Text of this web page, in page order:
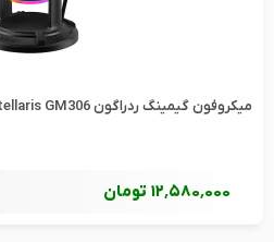
میکروفون گیمینگ ردراگون Redragon Stellaris GM306
12٬580٬000 تومان